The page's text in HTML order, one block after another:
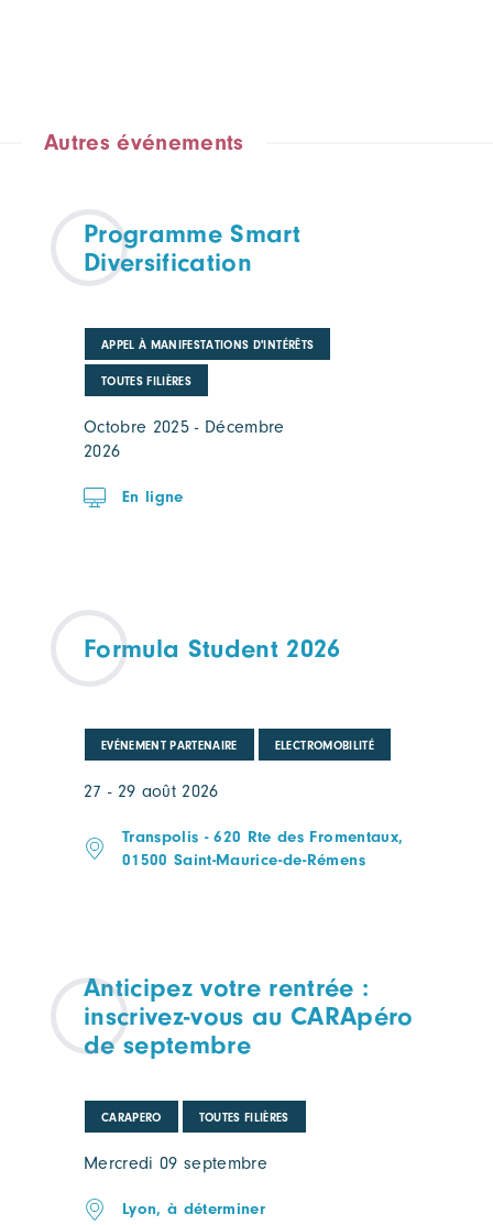
Autres événements
Programme Smart
Diversification
APPEL À MANIFESTATIONS D'INTÉRÊTS
TOUTES FILIÈRES
Octobre 2025 - Décembre
2026
En ligne
Formula Student 2026
EVÉNEMENT PARTENAIRE ELECTROMOBILITÉ
27 - 29 août 2026
Transpolis - 620 Rte des Fromentaux,
01500 Saint-Maurice-de-Rémens
Anticipez votre rentrée :
inscrivez-vous au CARApéro
de septembre
CARAPERO TOUTES FILIÈRES
Mercredi 09 septembre
Lyon, à déterminer